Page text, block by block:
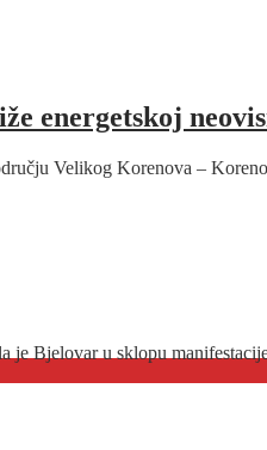
energetskoj
Velikog Korenova –
je Bjelovar u sklopu